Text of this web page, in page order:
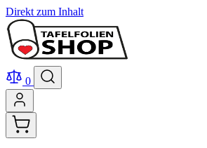
Direkt zum Inhalt
0